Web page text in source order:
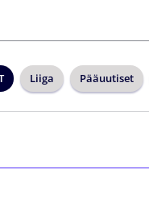
Liiga Pääuutiset